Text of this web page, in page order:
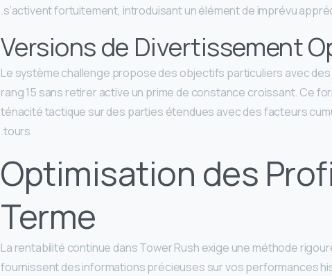
s’activent fortuitement, introduisant un élément de imprévu
Versions de Divertissement
Le système challenge propose des objectifs particuliers avec
rang 15 sans retirer active un prime de constance croissant. Ce
ténacité tactique sur des parties étendues avec des facteurs
tours.
Optimisation des
Terme
La rentabilité continue dans Tower Rush exige une méthode
fournissent des informations précieuses sur vos performances